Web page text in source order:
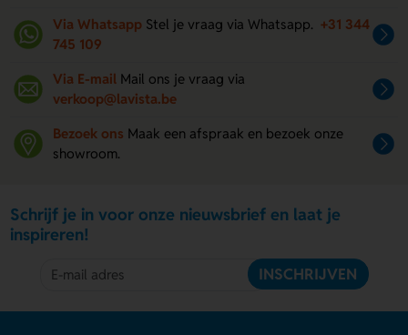
Via Whatsapp Stel je vraag via Whatsapp. +31 344
745 109
Via E-mail Mail ons je vraag via
verkoop@lavista.be
Bezoek ons Maak een afspraak en bezoek onze
showroom.
Schrijf je in voor onze nieuwsbrief en laat je
inspireren!
INSCHRIJVEN